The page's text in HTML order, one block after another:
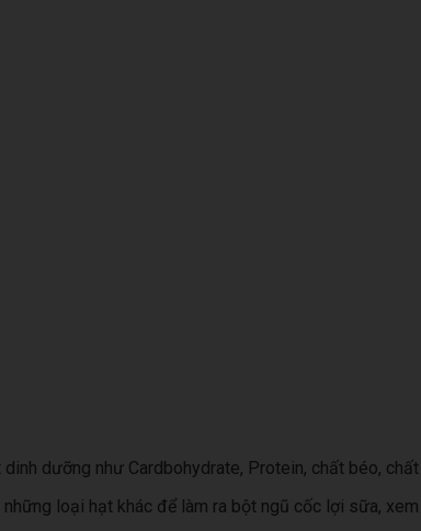
dưỡng như Cardbohydrate, Protein, chất béo,
loại hạt khác để làm ra bột ngũ cốc lợi sữa,